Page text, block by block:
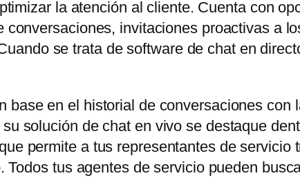
la atención al cliente. Cuenta con
invitaciones proactivas a
se trata de software de chat en
base en el historial de conversaciones con
solución de chat en vivo se destaque
permite a tus representantes de servicio
tus agentes de servicio pueden